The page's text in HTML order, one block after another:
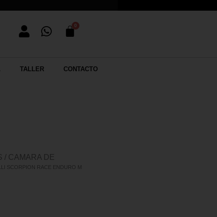
TALLER CONTACTO
/ CAMARA DE
SCORPION RACE ENDURO M